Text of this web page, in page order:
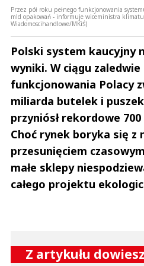
This comment was minimized
Co za bzdury o "wolnych niedzielach"
pracowników hoteli, restauracji,
i tramwajów, policjantów, lekarzy,
TIRów,
Co za bzdury o "wolnych niedzielach"
pracowników hoteli, restauracji,
i tramwajów, policjantów, lekarzy,
TIRów, pracowników stacji paliwowych,
gorsi od
Czytaj
To Ja
Przez pół roku pełnego funkcjonowania
mld opakowań - informuje wiceministra klimatu
Wiadomoscihandlowe/MKiŚ)
Polski system kaucyjny
wyniki. W ciągu zaledwie
funkcjonowania Polacy
miliarda butelek i
przyniósł rekordowe
Choć rynek boryka się z
przesunięciem
małe sklepy
całego projektu
Z artykułu